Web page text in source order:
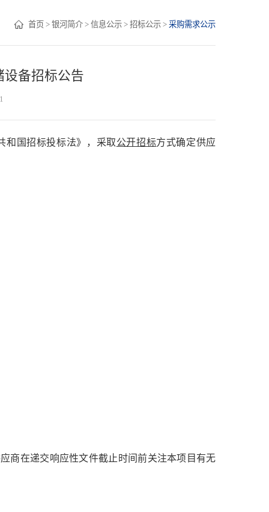
首页 >银河简介 >信息公示 >招标公示 >采购需求公示
设备招标公告
和国招标投标法》，采取公开招标方式确定供应
商在递交响应性文件截止时间前关注本项目有无